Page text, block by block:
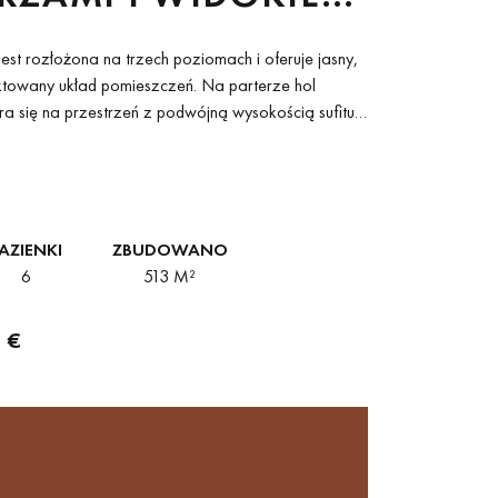
W GOLDEN
rozłożona na trzech poziomach i oferuje jasny,
układ pomieszczeń. Na parterze hol
się na przestrzeń z podwójną wysokością sufitu,
6
ZBUDOWANO
513 M²
€